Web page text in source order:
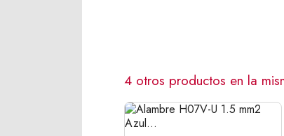
4 otros productos en la